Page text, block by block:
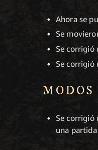
Ahora se
Se
Se corrigió
Se corrigió
Se corrigió
una